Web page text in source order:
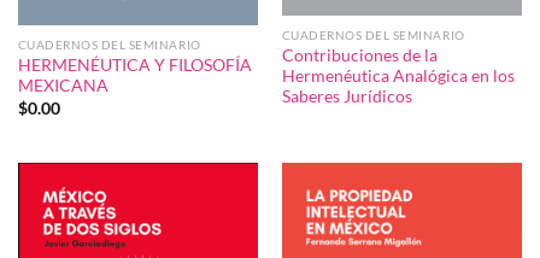
CUADERNOS DEL SEMINARIO
HERMENÉUTICA Y FILOSOFÍA
MEXICANA
$0.00
CUADERNOS DEL SEMINARIO
Contribuciones de la
Hermenéutica Analógica en los
Saberes Jurídicos